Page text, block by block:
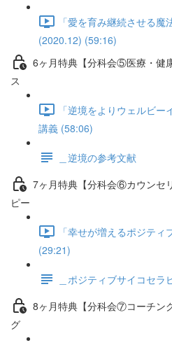
「愛を育み継続させる
(2020.12) (59:16)
6ヶ月特典【分科会⑤医療・健
ス
「逆境をよりウェルビ
講義 (58:06)
＿逆境の参考文献
7ヶ月特典【分科会⑥カウンセ
ピー
「幸せが増えるポジテ
(29:21)
＿ポジティブサイコセラ
8ヶ月特典【分科会⑦コーチン
グ